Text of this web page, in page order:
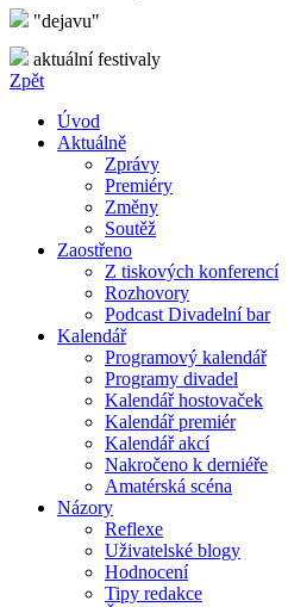
"dejavu"
aktuální festivaly
Zpět
Úvod
Aktuálně
Zprávy
Premiéry
Změny
Soutěž
Zaostřeno
Z tiskových konferencí
Rozhovory
Podcast Divadelní bar
Kalendář
Programový kalendář
Programy divadel
Kalendář hostovaček
Kalendář premiér
Kalendář akcí
Nakročeno k derniéře
Amatérská scéna
Názory
Reflexe
Uživatelské blogy
Hodnocení
Tipy redakce